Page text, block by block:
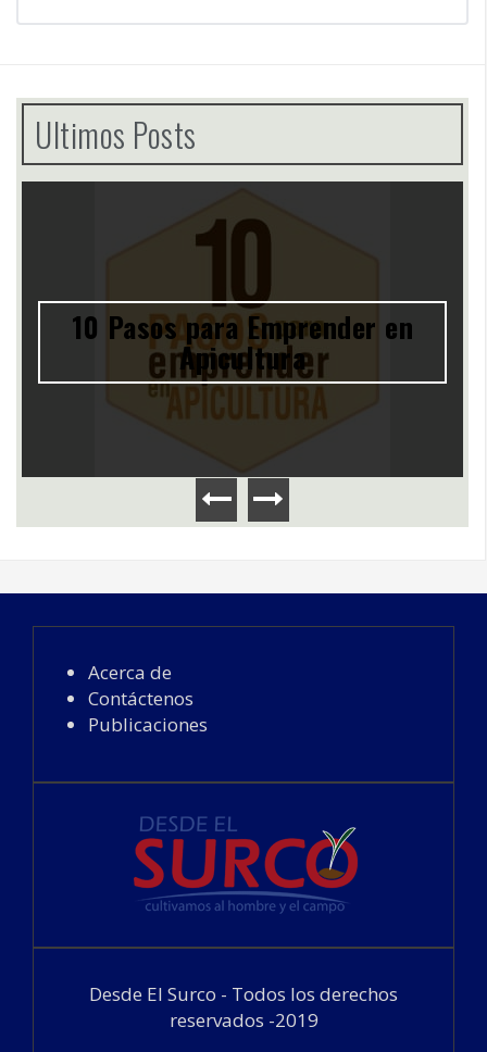
Ultimos Posts
10 Pasos para Emprender en
Apicultura
Acerca de
Contáctenos
Publicaciones
Desde El Surco - Todos los derechos
reservados -2019